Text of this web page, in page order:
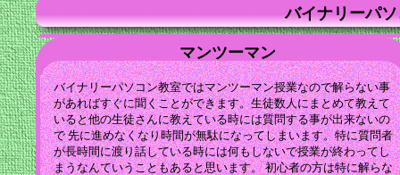
バイナリーパ
マンツーマン
バイナリーパソコン教室ではマンツーマン授業なので解らない事
があればすぐに聞くことができます。生徒数人にまとめて教えて
いると他の生徒さんに教えている時には質問する事が出来ないの
で 先に進めなくなり時間が無駄になってしまいます。特に質問者
が長時間に渡り話している時には何もしないで授業が終わってし
まうなんていうこともあると思います。 初心者の方は特に解らな